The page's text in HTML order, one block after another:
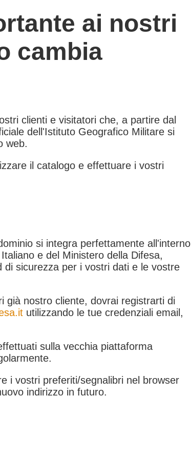
ai nostri
cambia
clienti e visitatori che, a partire dal
dell'Istituto Geografico Militare si
web.
il catalogo e effettuare i vostri
si integra perfettamente all'interno
e del Ministero della Difesa,
sicurezza per i vostri dati e le vostre
già nostro cliente, dovrai registrarti di
utilizzando le tue credenziali email,
sulla vecchia piattaforma
i vostri preferiti/segnalibri nel browser
indirizzo in futuro.